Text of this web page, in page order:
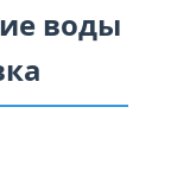
воды